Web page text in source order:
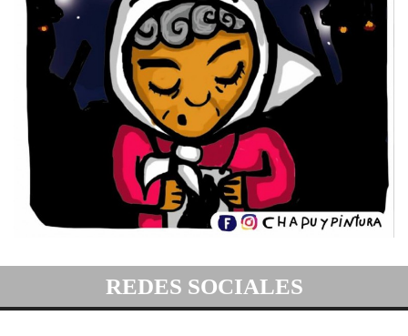
REDES SOCIALES